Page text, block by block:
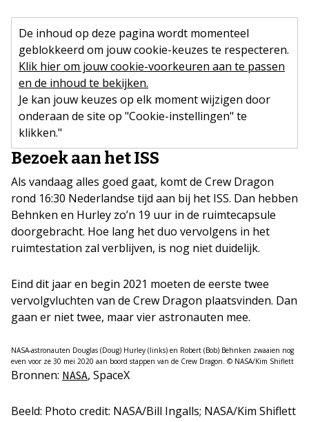
De inhoud op deze pagina wordt momenteel
geblokkeerd om jouw cookie-keuzes te respecteren.
Klik hier om jouw cookie-voorkeuren aan te passen
en de inhoud te bekijken.
Je kan jouw keuzes op elk moment wijzigen door
onderaan de site op "Cookie-instellingen" te
klikken."
Bezoek aan het ISS
Als vandaag alles goed gaat, komt de Crew Dragon
rond 16:30 Nederlandse tijd aan bij het ISS. Dan hebben
Behnken en Hurley zo’n 19 uur in de ruimtecapsule
doorgebracht. Hoe lang het duo vervolgens in het
ruimtestation zal verblijven, is nog niet duidelijk.
Eind dit jaar en begin 2021 moeten de eerste twee
vervolgvluchten van de Crew Dragon plaatsvinden. Dan
gaan er niet twee, maar vier astronauten mee.
NASA-astronauten Douglas (Doug) Hurley (links) en Robert (Bob) Behnken zwaaien nog
even voor ze 30 mei 2020 aan boord stappen van de Crew Dragon. © NASA/Kim Shiflett
Bronnen: NASA, SpaceX
Beeld: Photo credit: NASA/Bill Ingalls; NASA/Kim Shiflett